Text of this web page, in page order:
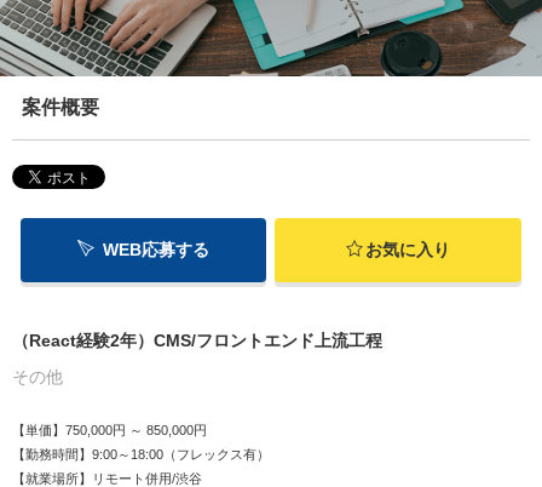
案件概要
WEB応募する お気に入り
（React経験2年）CMS/フロントエンド上流工程
その他
【単価】750,000円 ～ 850,000円
【勤務時間】9:00～18:00（フレックス有）
【就業場所】リモート併用/渋谷